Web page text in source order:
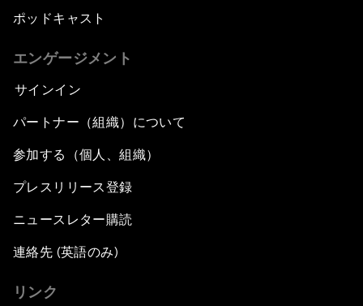
ポッドキャスト
エンゲージメント
サインイン
パートナー（組織）について
参加する（個人、組織）
プレスリリース登録
ニュースレター購読
連絡先 (英語のみ)
リンク